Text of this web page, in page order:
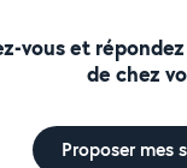
vous et
de chez
Proposer mes